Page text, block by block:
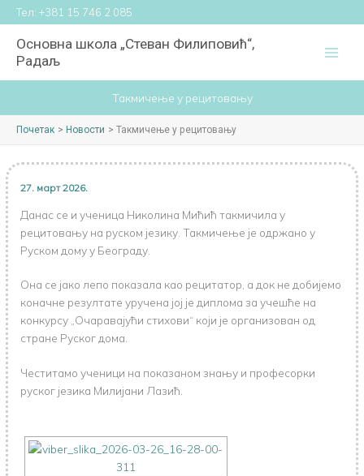
Пређи
на
садржај
Тел: +381 15 746 2 085
Основна школа „Стеван Филиповић“,
Радаљ
Такмичење у рецитовању
Почетак Новости Такмичење у рецитовању
27. март 2026.
Данас се и ученица Николина Мићић такмичила у
рецитовању на руском језику. Такмичење је одржано у
Руском дому у Београду.
Она се јако лепо показала као рецитатор, а док не добијемо
коначне резултате уручена јој је диплома за учешће на
конкурсу „Очаравајући стихови“ који је организован од
стране Руског дома.
Честитамо ученици на показаном знању и професорки
руског језика Милијани Лазић.